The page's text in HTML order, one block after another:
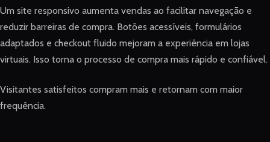
Um site responsivo aumenta vendas ao facilitar navegação e
reduzir barreiras de compra. Botões acessíveis, formulários
adaptados e checkout fluido mejoram a experiência em lojas
virtuais. Isso torna o processo de compra mais rápido e confiável.
Visitantes satisfeitos compram mais e retornam com maior
frequência.